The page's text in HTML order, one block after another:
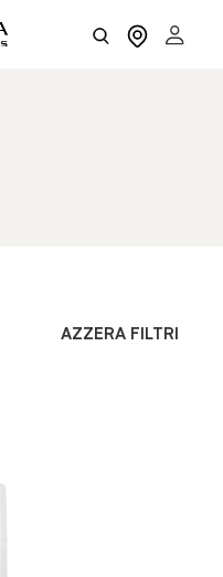
AZZERA FILTRI